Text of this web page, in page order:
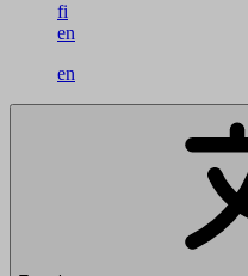
fi
en
en